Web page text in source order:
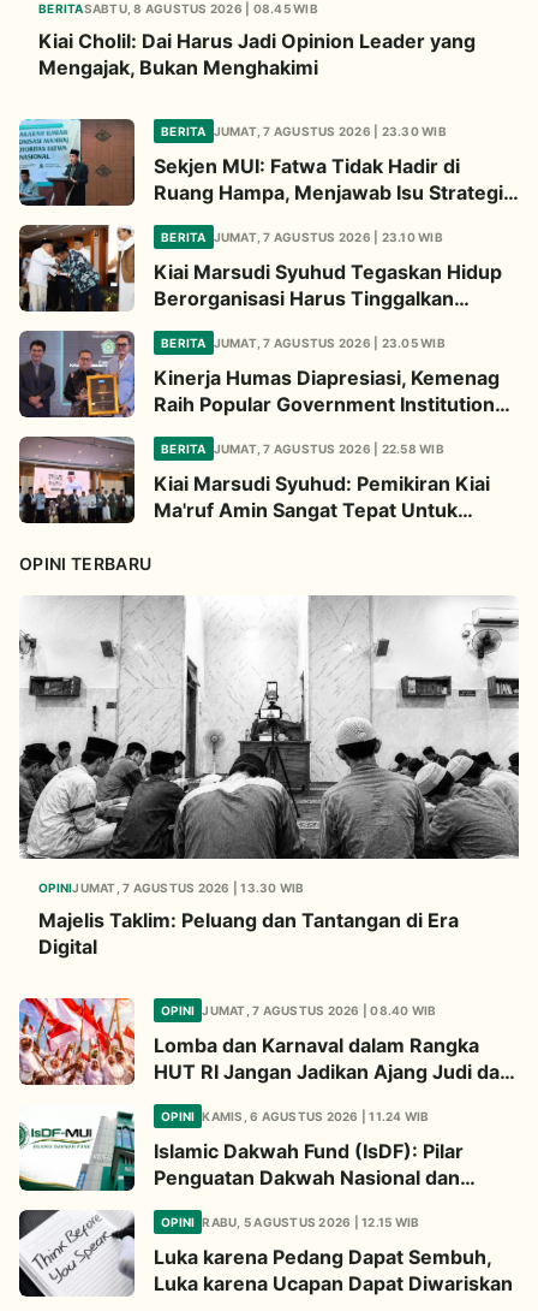
BERITASABTU, 8 AGUSTUS 2026 | 08.45 WIB
Kiai Cholil: Dai Harus Jadi Opinion Leader yang
Mengajak, Bukan Menghakimi
BERITA JUMAT, 7 AGUSTUS 2026 | 23.30 WIB
Sekjen MUI: Fatwa Tidak Hadir di
Ruang Hampa, Menjawab Isu Strategis
Bangsa
BERITA JUMAT, 7 AGUSTUS 2026 | 23.10 WIB
Kiai Marsudi Syuhud Tegaskan Hidup
Berorganisasi Harus Tinggalkan
Legacy Amal Saleh
BERITA JUMAT, 7 AGUSTUS 2026 | 23.05 WIB
Kinerja Humas Diapresiasi, Kemenag
Raih Popular Government Institutions
Award 2026
BERITA JUMAT, 7 AGUSTUS 2026 | 22.58 WIB
Kiai Marsudi Syuhud: Pemikiran Kiai
Ma'ruf Amin Sangat Tepat Untuk
OPINI TERBARU
OPINIJUMAT, 7 AGUSTUS 2026 | 13.30 WIB
Majelis Taklim: Peluang dan Tantangan di Era
Digital
OPINI JUMAT, 7 AGUSTUS 2026 | 08.40 WIB
Lomba dan Karnaval dalam Rangka
HUT RI Jangan Jadikan Ajang Judi dan
OPINI KAMIS, 6 AGUSTUS 2026 | 11.24 WIB
Islamic Dakwah Fund (IsDF): Pilar
Penguatan Dakwah Nasional dan
OPINI RABU, 5 AGUSTUS 2026 | 12.15 WIB
Luka karena Pedang Dapat Sembuh,
Luka karena Ucapan Dapat Diwariskan